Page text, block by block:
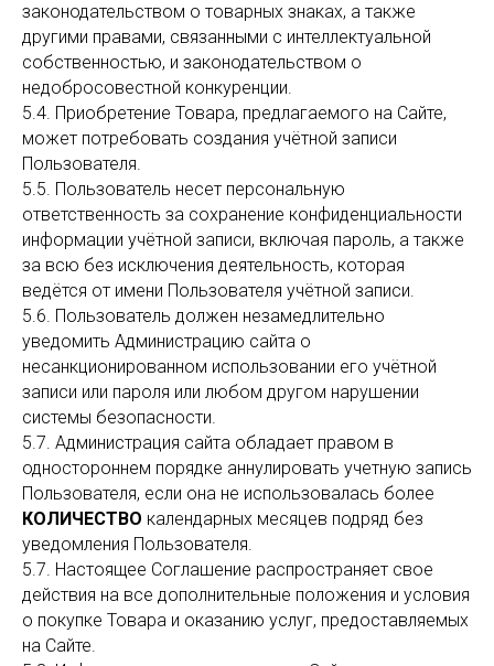
законодательством о товарных знаках, а также
другими правами, связанными с интеллектуальной
собственностью, и законодательством о
недобросовестной конкуренции.
5.4. Приобретение Товара, предлагаемого на Сайте,
может потребовать создания учётной записи
Пользователя.
5.5. Пользователь несет персональную
ответственность за сохранение конфиденциальности
информации учётной записи, включая пароль, а также
за всю без исключения деятельность, которая
ведётся от имени Пользователя учётной записи.
5.6. Пользователь должен незамедлительно
уведомить Администрацию сайта о
несанкционированном использовании его учётной
записи или пароля или любом другом нарушении
системы безопасности.
5.7. Администрация сайта обладает правом в
одностороннем порядке аннулировать учетную запись
Пользователя, если она не использовалась более
КОЛИЧЕСТВО календарных месяцев подряд без
уведомления Пользователя.
5.7. Настоящее Соглашение распространяет свое
действия на все дополнительные положения и условия
о покупке Товара и оказанию услуг, предоставляемых
на Сайте.